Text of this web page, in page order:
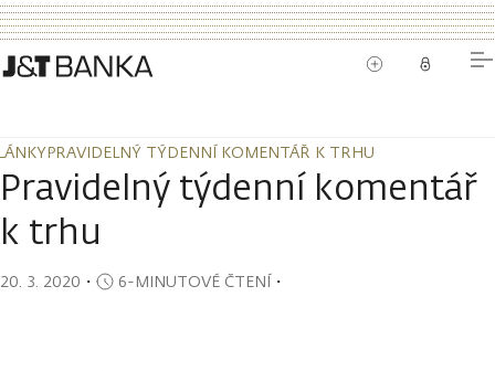
PRAVIDELNÝ TÝDENNÍ KOMENTÁŘ K TRHU
PRAVIDELNÝ TÝDENNÍ KOMENTÁŘ K TRHU
Pravidelný týdenní komentář
k trhu
20. 3. 2020 ・ 6-MINUTOVÉ ČTENÍ・